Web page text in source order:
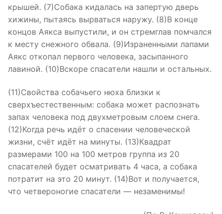
крышей. (7)Собака кидалась на запертую дверь
хижины, пытаясь вырваться наружу. (8)В конце
концов Аякса выпустили, и он стремглав помчался
к месту снежного обвала. (9)Израненными лапами
Аякс откопал первого человека, засыпанного
лавиной. (10)Вскоре спасатели нашли и остальных.
(11)Свойства собачьего нюха близки к
сверхъестественным: собака может распознать
запах человека под двухметровым слоем снега.
(12)Когда речь идёт о спасении человеческой
жизни, счёт идёт на минуты. (13)Квадрат
размерами 100 на 100 метров группа из 20
спасателей будет осматривать 4 часа, а собака
потратит на это 20 минут. (14)Вот и получается,
что четвероногие спасатели — незаменимы!